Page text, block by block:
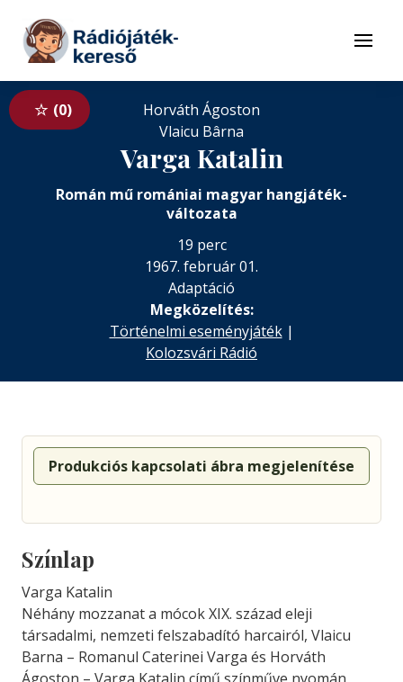
Tovább a tartalomhoz
Menü
0
Horváth Ágoston
Vlaicu Bârna
Varga Katalin
Román mű romániai magyar hangjáték-
változata
19 perc
1967. február 01.
Adaptáció
Megközelítés:
Történelmi eseményjáték|
Kolozsvári Rádió
Produkciós kapcsolati ábra megjelenítése
Színlap
Varga Katalin
Néhány mozzanat a mócok XIX. század eleji
társadalmi, nemzeti felszabadító harcairól, Vlaicu
Barna – Romanul Caterinei Varga és Horváth